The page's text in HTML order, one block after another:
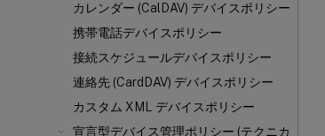
カレンダー (CalDAV) デバイスポリシー
携帯電話デバイスポリシー
接続スケジュールデバイスポリシー
連絡先 (CardDAV) デバイスポリシー
カスタム XML デバイスポリシー
宣言型デバイス管理ポリシー (テクニカ